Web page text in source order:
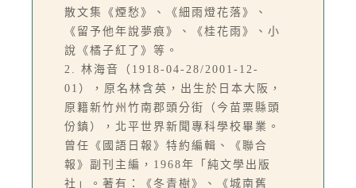
散文集《煙愁》、《細雨燈花落》、
《留予他年說夢痕》、《桂花雨》、小
說《橘子紅了》等。
2. 林海音（1918-04-28/2001-12-
01），原名林含英，出生於日本大阪，
原籍新竹州竹南郡頭分街（今苗栗縣頭
份鎮），北平世界新聞專科學校畢業。
曾任《國語日報》特約編輯、《聯合
報》副刊主編，1968年「純文學出版
社」。著有：《冬青樹》、《城南舊